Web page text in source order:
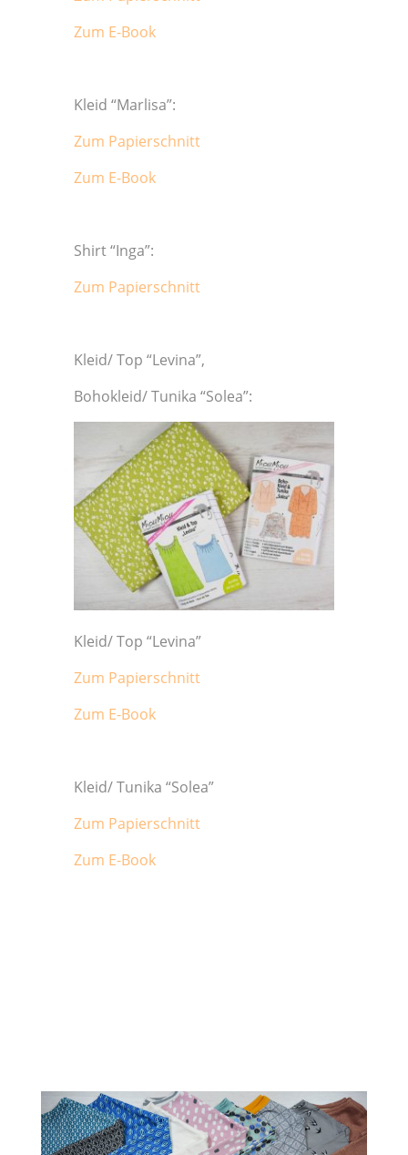
Zum E-Book
Kleid “Marlisa”:
Zum Papierschnitt
Zum E-Book
Shirt “Inga”:
Zum Papierschnitt
Kleid/ Top “Levina”,
Bohokleid/ Tunika “Solea”:
Kleid/ Top “Levina”
Zum Papierschnitt
Zum E-Book
Kleid/ Tunika “Solea”
Zum Papierschnitt
Zum E-Book